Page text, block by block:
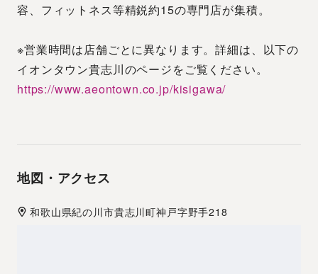
容、フィットネス等精鋭約15の専門店が集積。
※営業時間は店舗ごとに異なります。詳細は、以下の
イオンタウン貴志川のページをご覧ください。
https://www.aeontown.co.jp/kisigawa/
地図・アクセス
和歌山県紀の川市貴志川町神戸字野手218